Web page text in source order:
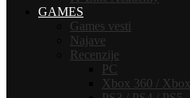
GAMES
Games vesti
Najave
Recenzije
PC
Xbox 360 /